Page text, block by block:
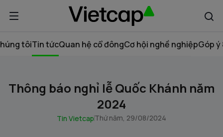
tôiTin tứcQuan hệ cổ đôngCơ hội nghề nghiệpGóp ý
Thông báo nghỉ lễ Quốc Khánh năm
2024
Tin VietcapThứ năm, 29/08/2024